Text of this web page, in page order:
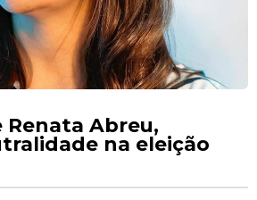
Renata Abreu,
na eleição